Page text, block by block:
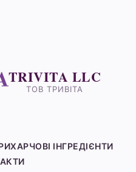
TRIVITA LLC
ТОВ ТРИВІТА
ХАРЧОВІ ІНГРЕДІЄНТИ